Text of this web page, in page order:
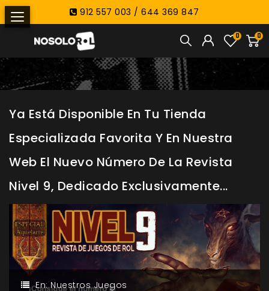
912 557 003 / 644 369 847
0
0
Ya Está Disponible En Tu Tienda
Especializada Favorita Y En Nuestra
Web El Nuevo Número De La Revista
Nivel 9, Dedicado Exclusivamente...
En:Nuestros Juegos